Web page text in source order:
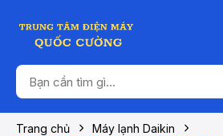
Trang chủ
Máy lạnh Daikin